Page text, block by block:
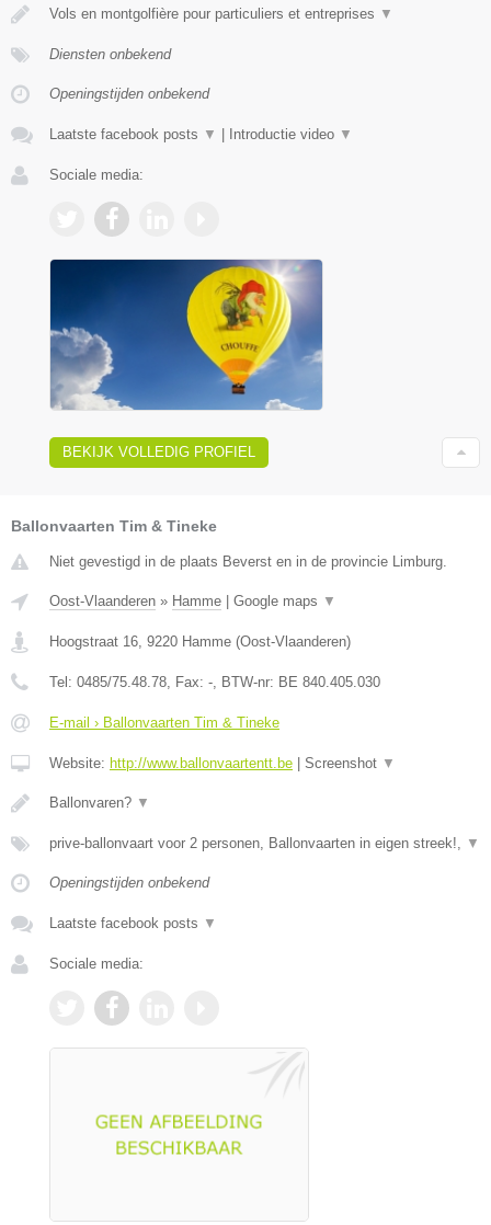
Vols en montgolfière pour particuliers et entreprises ▼
Diensten onbekend
Openingstijden onbekend
Laatste facebook posts ▼ Introductie video ▼
Sociale media:
BEKIJK VOLLEDIG PROFIEL
Ballonvaarten Tim & Tineke
Niet gevestigd in de plaats Beverst en in de provincie Limburg.
Oost-Vlaanderen » Hamme Google maps ▼
Hoogstraat 16 9220 Hamme (Oost-Vlaanderen)
Tel: 0485/75.48.78 , Fax: - , BTW-nr: BE 840.405.030
E-mail › Ballonvaarten Tim & Tineke
Website: http://www.ballonvaartentt.be Screenshot ▼
Ballonvaren? ▼
prive-ballonvaart voor 2 personen, Ballonvaarten in eigen streek!, ▼
Openingstijden onbekend
Laatste facebook posts ▼
Sociale media: